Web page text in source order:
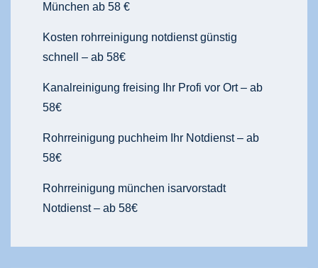
München ab 58 €
Kosten rohrreinigung notdienst günstig
schnell – ab 58€
Kanalreinigung freising Ihr Profi vor Ort – ab
58€
Rohrreinigung puchheim Ihr Notdienst – ab
58€
Rohrreinigung münchen isarvorstadt
Notdienst – ab 58€